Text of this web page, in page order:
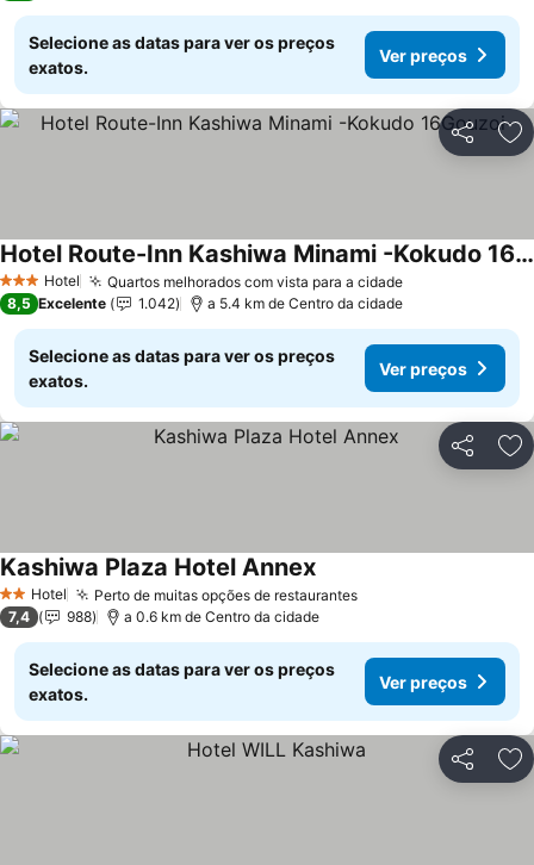
Selecione as datas para ver os preços
exatos.
Ver preços
Partilhar
3 EstrelasHotel Quartos melhorados com vista para a cidadeVer preços
Hotel Route-Inn Kashiwa Minami -Kokudo 16Gouzoi-
Ver preços
8,5 Excelente 1.042 a 5.4 km de Centro da cidade
Selecione as datas para ver os preços
exatos.
Ver preços
Partilhar
2 Estrelas
Hotel Perto de muitas opções de restaurantesVer preços
Kashiwa Plaza Hotel AnnexVer preços
7,4 988 a 0.6 km de Centro da cidade
Selecione as datas para ver os preços
exatos.
Ver preços
Partilhar